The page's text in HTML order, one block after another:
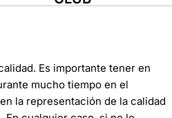
Es importante tener en
mucho tiempo en el
la representación de la calidad